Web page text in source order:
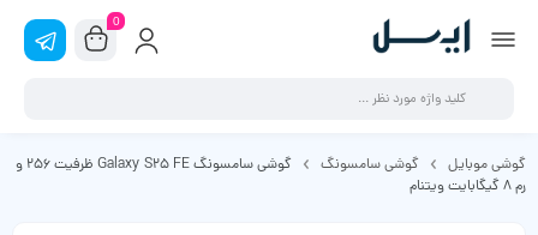
0
گوشی موبایل گوشی سامسونگ
گوشی سامسونگ Galaxy S25 FE ظرفیت 256 و
رم 8 گیگابایت ویتنام